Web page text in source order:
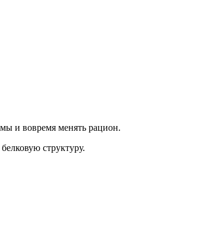
и вовремя менять рацион.
структуру.